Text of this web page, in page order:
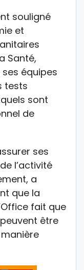
souligné
et
Santé,
ses équipes
tests
sont
de
ses
l’activité
a
que la
fait que
être